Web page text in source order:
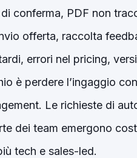
conferma, PDF non
offerta, raccolta
errori nel pricing,
è perdere l’ingaggio
Le richieste di
dei team emergono
tech e sales-led.